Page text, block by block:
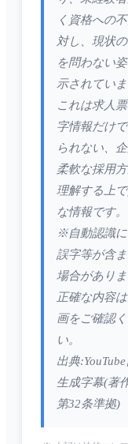
く資格への
対し、現状
を問わない
示されていま
これは求人
字情報だけ
られない、
柔軟な採用
理解する上
な情報です。
※自動認識
誤字等が含
場合がありま
正確な内容
画をご確認
い。
出典
生成字幕(著
第32条準拠)